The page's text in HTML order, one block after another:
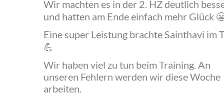
Wir machten es in der 2. HZ deutlich
und hatten am Ende einfach mehr Glück
‍Eine super Leistung brachte Sainthavi im
💪
‍Wir haben viel zu tun beim Training. An
unseren Fehlern werden wir diese Woche
arbeiten.